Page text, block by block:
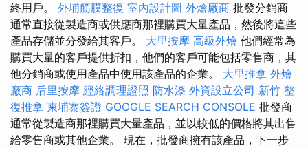
終用戶。 外埔筋膜整復 室內設計圖 外燴廠商 批發分銷商
通常直接從製造商或供應商那裡購買大量產品，然後將這些
產品存儲並分發給其客戶。 大里按摩 高級外燴 他們經常為
購買大量的客戶提供折扣，他們的客戶可能包括零售商，其
他分銷商或使用產品中使用該產品的企業。 大里推拿 外燴
廠商 后里按摩 經絡調理證照 防水漆 外資設立公司 新竹 整
復推拿 柬埔寨簽證 GOOGLE SEARCH CONSOLE 批發商
通常從製造商那裡購買大量產品，並以較低的價格將其出售
給零售商或其他企業。 現在，批發商擁有該產品，下一步